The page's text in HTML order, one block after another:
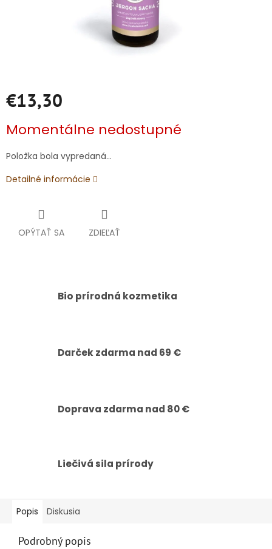
€13,30
cena:
Momentálne nedostupné
Položka bola vypredaná…
Detailné informácie
OPÝTAŤ SA ZDIEĽAŤ
Bio prírodná kozmetika
Darček zdarma nad 69 €
Doprava zdarma nad 80 €
Liečivá sila prírody
Popis Diskusia
Podrobný popis